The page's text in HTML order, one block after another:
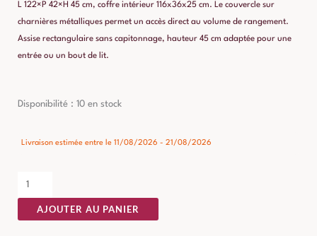
L 122×P 42×H 45 cm, coffre intérieur 116x36x25 cm. Le couvercle sur
charnières métalliques permet un accès direct au volume de rangement.
Assise rectangulaire sans capitonnage, hauteur 45 cm adaptée pour une
entrée ou un bout de lit.
Disponibilité : 10 en stock
Livraison estimée entre le 11/08/2026 - 21/08/2026
quantité
Banc
Taupe
Tissu
Ixia
AJOUTER AU PANIER